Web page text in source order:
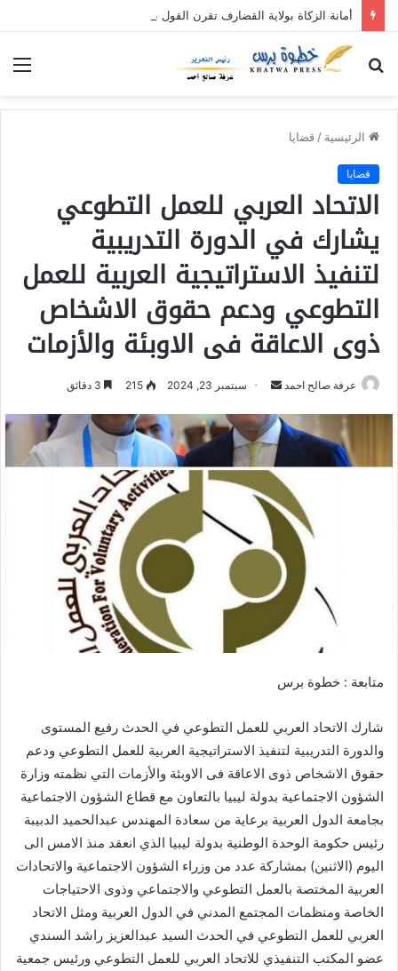
الرئيسية / قضايا
قضايا
الاتحاد العربي للعمل التطوعي
يشارك في الدورة التدريبية
لتنفيذ الاستراتيجية العربية للعمل
التطوعي ودعم حقوق الاشخاص
ذوى الاعاقة فى الاوبئة والأزمات
عرفة صالح احمد
س
ل
ب
ر
د
ا
ل
ت
ا
سبتمبر 23, 2024 215
متابعة : خطوة برس
شارك الاتحاد العربي للعمل التطوعي في الحدث رفيع المستوى
والدورة التدريبية لتنفيذ الاستراتيجية العربية للعمل التطوعي ودعم
حقوق الاشخاص ذوى الاعاقة فى الاوبئة والأزمات التي نظمته وزارة
الشؤون الاجتماعية بدولة ليبيا بالتعاون مع قطاع الشؤون الاجتماعية
بجامعة الدول العربية برعاية من سعادة المهندس عبدالحميد الدبيبة
رئيس حكومة الوحدة الوطنية بدولة ليبيا الذي انعقد منذ الامس الى
اليوم (الاثنين) بمشاركة عدد من وزراء الشؤون الاجتماعية والاتحادات
العربية المختصة بالعمل التطوعي والاجتماعي وذوى الاحتياجات
الخاصة ومنظمات المجتمع المدني في الدول العربية ومثل الاتحاد
العربي للعمل التطوعي في الحدث السيد عبدالعزيز راشد السندي
عضو المكتب التنفيذي للاتحاد العربي للعمل التطوعي ورئيس جمعية